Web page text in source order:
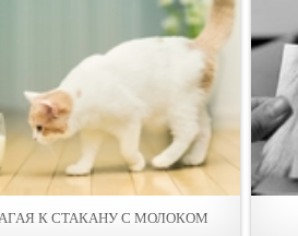
К СТАКАНУ С МОЛОКОМ